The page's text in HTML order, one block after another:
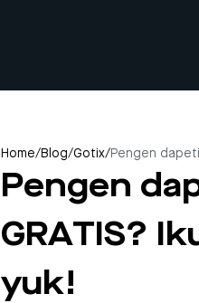
Home/Blog/Gotix/Pengen
Pengen
GRATIS?
yuk!